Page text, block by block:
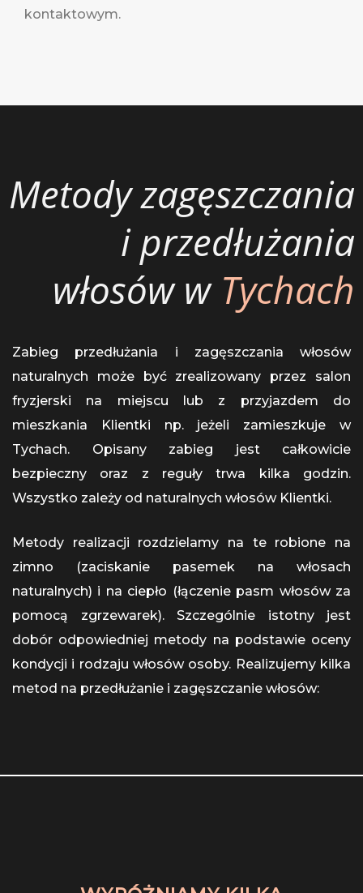
kontaktowym.
Metody zagęszczania
i przedłużania
włosów w Tychach
Zabieg przedłużania i zagęszczania włosów
naturalnych może być zrealizowany przez salon
fryzjerski na miejscu lub z przyjazdem do
mieszkania Klientki np. jeżeli zamieszkuje w
Tychach. Opisany zabieg jest całkowicie
bezpieczny oraz z reguły trwa kilka godzin.
Wszystko zależy od naturalnych włosów Klientki.
Metody realizacji rozdzielamy na te robione na
zimno (zaciskanie pasemek na włosach
naturalnych) i na ciepło (łączenie pasm włosów za
pomocą zgrzewarek). Szczególnie istotny jest
dobór odpowiedniej metody na podstawie oceny
kondycji i rodzaju włosów osoby. Realizujemy kilka
metod na przedłużanie i zagęszczanie włosów: